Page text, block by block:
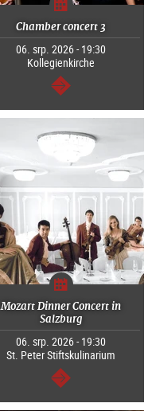
Chamber concert 3
06. srp. 2026 - 19:30
Kollegienkirche
continue
Mozart Dinner Concert in
Salzburg
06. srp. 2026 - 19:30
St. Peter Stiftskulinarium
continue